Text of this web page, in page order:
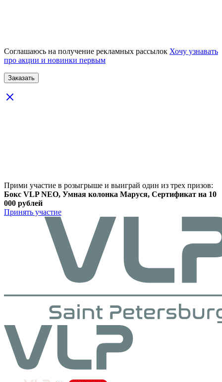
Соглашаюсь на получение рекламных рассылок Хочу узнавать
про акции и новинки первым
Прими участие в розыгрыше и выиграй один из трех призов:
Бокс VLP NEO, Умная колонка Маруся, Сертификат на 10
000 рублей
Принять участие